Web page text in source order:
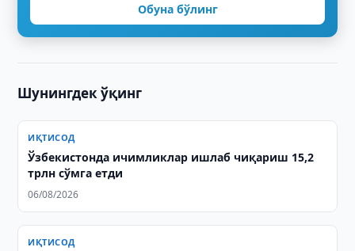
Обуна бўлинг
Шунингдек ўқинг
ИҚТИСОД
Ўзбекистонда ичимликлар ишлаб чиқариш 15,2
трлн сўмга етди
06/08/2026
ИҚТИСОД